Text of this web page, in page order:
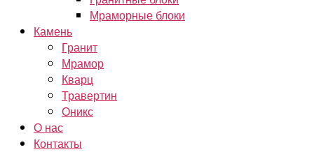
Мраморные блоки
Камень
Гранит
Мрамор
Кварц
Травертин
Оникс
О нас
Контакты